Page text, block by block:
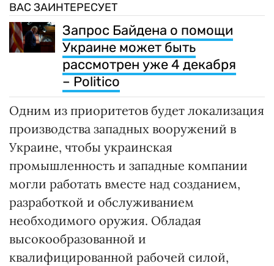
ВАС ЗАИНТЕРЕСУЕТ
Запрос Байдена о помощи
Украине может быть
рассмотрен уже 4 декабря
– Politico
Одним из приоритетов будет локализация
производства западных вооружений в
Украине, чтобы украинская
промышленность и западные компании
могли работать вместе над созданием,
разработкой и обслуживанием
необходимого оружия. Обладая
высокообразованной и
квалифицированной рабочей силой,